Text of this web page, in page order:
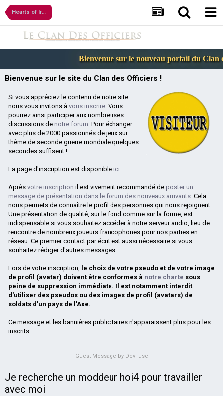
Hearts of Iron IV
Bienvenue sur le nouveau portail du Clan
Bienvenue sur le site du Clan des Officiers !
Si vous appréciez le contenu de notre site
nous vous invitons à vous inscrire. Vous
pourrez ainsi participer aux nombreuses
discussions de notre forum. Pour échanger
avec plus de 2000 passionnés de jeux sur
thème de seconde guerre mondiale quelques
secondes suffisent !
La page d'inscription est disponible ici.
Après votre inscription il est vivement recommandé de poster un
message de présentation dans le forum des nouveaux arrivants. Cela
nous permets de connaître le profil des personnes qui nous rejoignent.
Une présentation de qualité, sur le fond comme sur la forme, est
indispensable si vous souhaitez accéder à notre serveur audio, lieu de
rencontre de nombreux joueurs francophones pour nos parties en
réseau. Ce premier contact par écrit est aussi nécessaire si vous
souhaitez rédiger d'autres messages.
Lors de votre inscription, le choix de votre pseudo et de votre image
de profil (avatar) doivent être conformes à notre charte sous
peine de suppression immédiate. Il est notamment interdit
d'utiliser des pseudos ou des images de profil (avatars) de
soldats d'un pays de l'Axe.
Ce message et les bannières publicitaires n'apparaissent plus pour les
inscrits.
Guest Message by DevFuse
Je recherche un moddeur hoi4 pour travailler
avec moi